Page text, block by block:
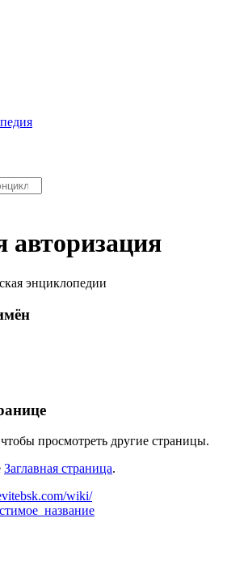
авторизация
энциклопедии
просмотреть другие страницы.
Заглавная страница.
wiki/